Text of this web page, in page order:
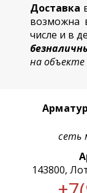
Доставка
возможна
числе и в
на объекте
сеть
143800,